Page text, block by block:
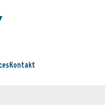
Kontakt